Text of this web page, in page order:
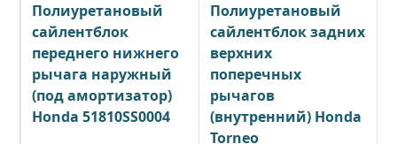
Полиуретановый
сайлентблок
переднего нижнего
рычага наружный
(под амортизатор)
Honda 51810SS0004
Полиуретановый
сайлентблок задних
верхних
поперечных
рычагов
(внутренний) Honda
Torneo